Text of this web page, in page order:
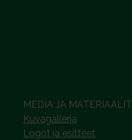
MEDIA JA MATERIAALIT
Kuvagalleria
Logot ja esitteet